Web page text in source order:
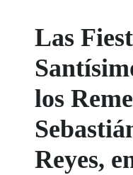
Las
los
Reyes,